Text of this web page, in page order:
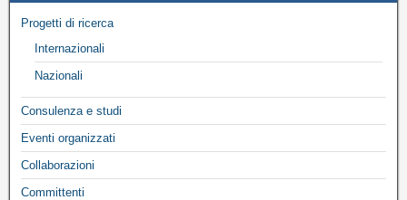
Progetti di ricerca
Internazionali
Nazionali
Consulenza e studi
Eventi organizzati
Collaborazioni
Committenti